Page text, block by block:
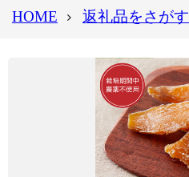
HOME 返礼品をさがす